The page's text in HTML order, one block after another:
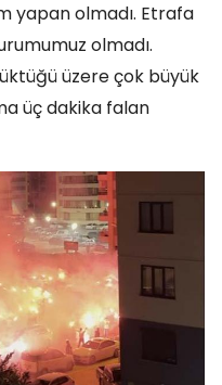
yapan olmadı. Etrafa
olmadı.
üzere çok büyük
üç dakika falan